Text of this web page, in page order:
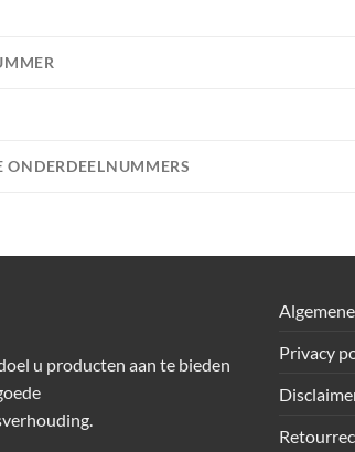
ONDERDEELNUMMERS
u producten aan te bieden
Privacy